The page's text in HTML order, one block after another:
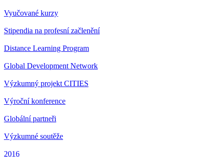
Vyučované kurzy
Stipendia na profesní začlenění
Distance Learning Program
Global Development Network
Výzkumný projekt CITIES
Výroční konference
Globální partneři
Výzkumné soutěže
2016